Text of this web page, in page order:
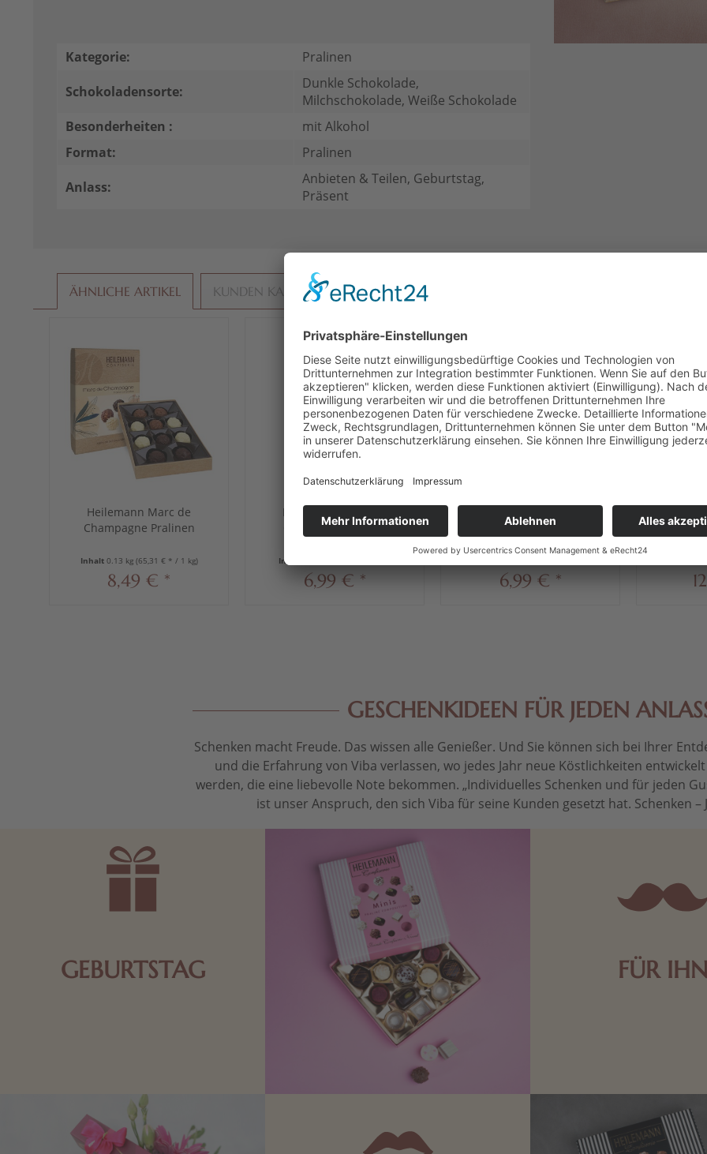
Kategorie:
Pralinen
Schokoladensorte:
Dunkle Schokolade,
Milchschokolade, Weiße Schokolade
Besonderheiten :
mit Alkohol
Format:
Pralinen
Anlass:
Anbieten & Teilen, Geburtstag,
Präsent
ÄHNLICHE ARTIKEL KUNDEN KAUFTEN AUCH KUNDEN HABEN SICH EBENFALLS ANGESEHEN
Heilemann Marc de
Champagne Pralinen
Inhalt 0.13 kg (65,31 € * / 1 kg)
8,49 € *
Heilemann Marc de
Champagne Trüffel
Inhalt
6,99 € *
Champagne Trüffel weiß,
100 g
6,99 € *
Pralinen
GESCHENKIDEEN FÜR JEDEN
Schenken macht Freude. Das wissen alle Genießer. Und Sie können sich bei Ihrer
und die Erfahrung von Viba verlassen, wo jedes Jahr neue Köstlichkeiten
werden, die eine liebevolle Note bekommen. „Individuelles Schenken und für jeden
ist unser Anspruch, den sich Viba für seine Kunden gesetzt hat. Schenken –
GEBURTSTAG FÜR IHN